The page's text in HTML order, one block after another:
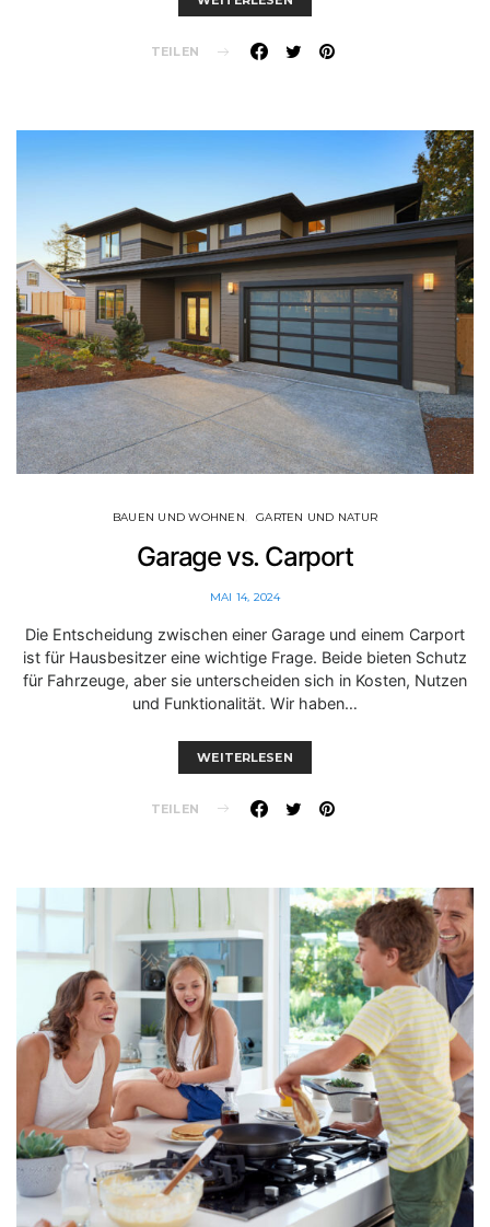
TEILEN
BAUEN UND WOHNEN GARTEN UND NATUR
Garage vs. Carport
MAI 14, 2024
Die Entscheidung zwischen einer Garage und einem Carport
ist für Hausbesitzer eine wichtige Frage. Beide bieten Schutz
für Fahrzeuge, aber sie unterscheiden sich in Kosten, Nutzen
und Funktionalität. Wir haben…
WEITERLESEN
TEILEN